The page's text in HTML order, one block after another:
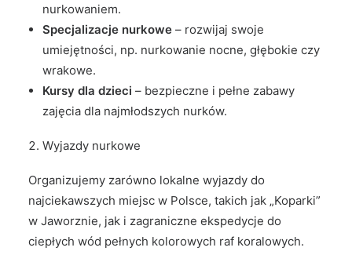
nurkowaniem.
Specjalizacje nurkowe – rozwijaj swoje
umiejętności, np. nurkowanie nocne, głębokie czy
wrakowe.
Kursy dla dzieci – bezpieczne i pełne zabawy
zajęcia dla najmłodszych nurków.
Wyjazdy nurkowe
Organizujemy zarówno lokalne wyjazdy do
najciekawszych miejsc w Polsce, takich jak „Koparki”
w Jaworznie, jak i zagraniczne ekspedycje do
ciepłych wód pełnych kolorowych raf koralowych.